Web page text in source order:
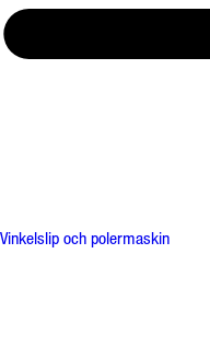
Vinkelslip och polermaskin